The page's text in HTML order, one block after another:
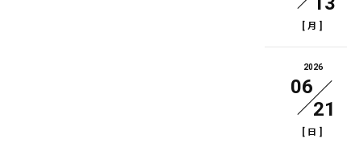
[月 ]
2026
06
21
[ 日 ]